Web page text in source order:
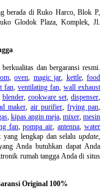
berada di Ruko Harco, Blok P,
Glodok Plaza, Komplek, Jl.
dan bergaransi resmi.
,oven magic jar kettle,food
fan, ventilating fan, wall exhaust
blender, cookware set,dispenser
maker, air purifier, frying pan
, kipas angin meja, mixer,mesin
fan,pompa air ,antenna ,water
lengkap dan selalu update
Anda butuhkan dapat Anda
rumah tangga Anda di situs
Original 100%